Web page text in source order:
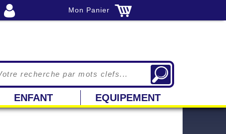
Mon Panier
ENFANT EQUIPEMENT